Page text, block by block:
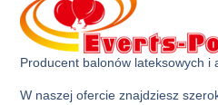
Producent balonów lateksowych i
W naszej ofercie znajdziesz